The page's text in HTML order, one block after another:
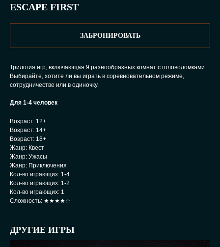
ESCAPE FIRST
ЗАБРОНИРОВАТЬ
Трилогия игр, включающая 9 разнообразных комнат с головоломками.
Выбирайте, хотите ли вы играть в соревновательном режиме,
сотрудничестве или в одиночку.
Для 1-4 человек
Возраст: 12+
Возраст: 14+
Возраст: 18+
Жанр: Квест
Жанр: Ужасы
Жанр: Приключения
Кол-во играющих: 1-4
Кол-во играющих: 1-2
Кол-во играющих: 1
Сложность: ★★★★☆
ДРУГИЕ ИГРЫ